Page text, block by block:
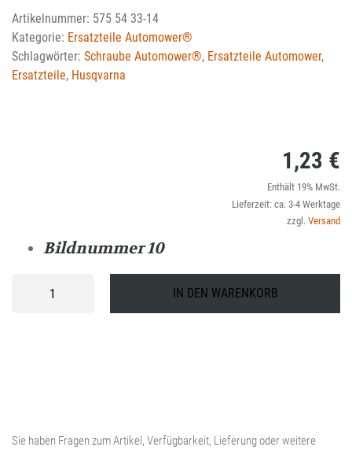
Artikelnummer: 575 54 33-14
Kategorie: Ersatzteile Automower®
Schlagwörter: Schraube Automower®, Ersatzteile Automower,
Ersatzteile, Husqvarna
1,23 €
Enthält 19% MwSt.
Lieferzeit: ca. 3-4 Werktage
zzgl. Versand
Bildnummer 10
IN DEN WARENKORB
Sie haben Fragen zum Artikel, Verfügbarkeit, Lieferung oder weitere